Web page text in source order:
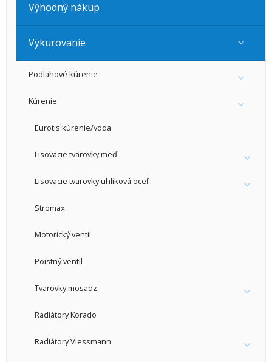
Výhodný nákup
Vykurovanie
Podlahové kúrenie
Kúrenie
Eurotis kúrenie/voda
Lisovacie tvarovky meď
Lisovacie tvarovky uhlíková oceľ
Stromax
Motorický ventil
Poistný ventil
Tvarovky mosadz
Radiátory Korado
Radiátory Viessmann